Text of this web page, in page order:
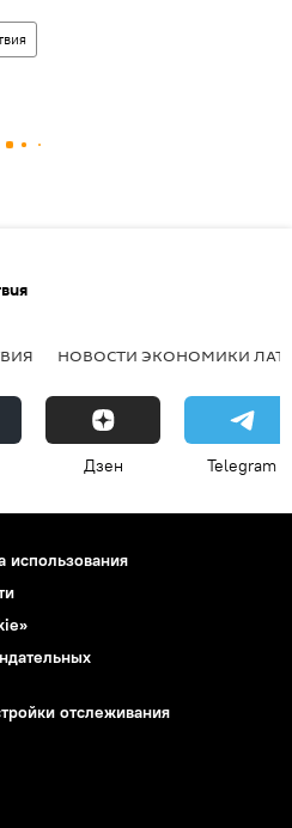
НОВОСТИ ЭКОНОМИКИ
Дзен Telegram
использования
отслеживания